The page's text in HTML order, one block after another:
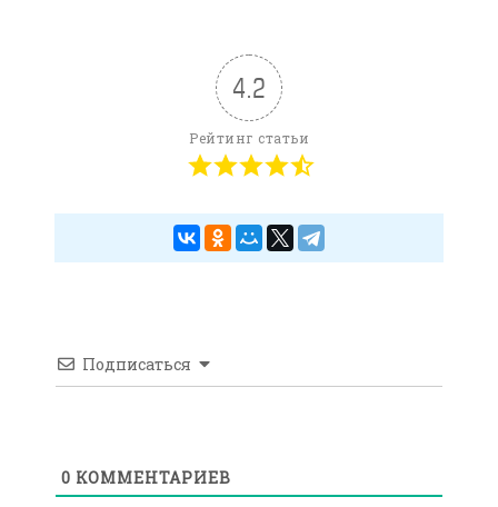
4.2
Рейтинг статьи
Подписаться
0 КОММЕНТАРИЕВ